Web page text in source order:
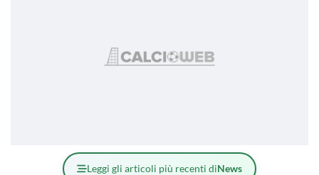
Leggi gli articoli più recenti diNews